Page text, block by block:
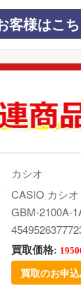
客様はこ
カシオ
CASIO カシ
GBM-2100A-
買取価格:
買取のお申